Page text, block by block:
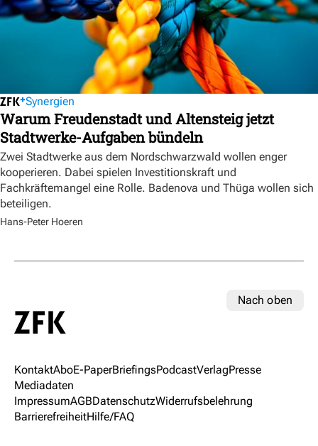
Synergien
Warum Freudenstadt und Altensteig jetzt
Stadtwerke-Aufgaben bündeln
Zwei Stadtwerke aus dem Nordschwarzwald wollen enger
kooperieren. Dabei spielen Investitionskraft und
Fachkräftemangel eine Rolle. Badenova und Thüga wollen sich
beteiligen.
Hans-Peter Hoeren
Nach oben
KontaktAboE-PaperBriefingsPodcastVerlagPresse
Mediadaten
ImpressumAGBDatenschutzWiderrufsbelehrung
BarrierefreiheitHilfe/FAQ